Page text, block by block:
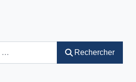
Rechercher